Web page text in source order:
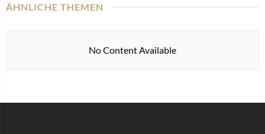
ÄHNLICHE THEMEN
No Content Available